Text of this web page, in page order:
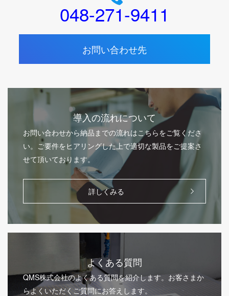
048-271-9411
お問い合わせ先
導入の流れについて
お問い合わせから納品までの流れはこちらをご覧くださ
い。ご要件をヒアリングした上で適切な製品をご提案さ
せて頂いております。
詳しくみる
よくある質問
QMS株式会社のよくある質問を紹介します。お客さまか
らよくいただくご質問にお答えします。